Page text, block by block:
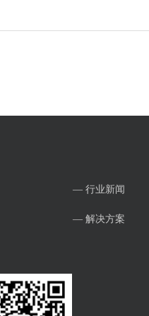
— 行业新闻
— 解决方案